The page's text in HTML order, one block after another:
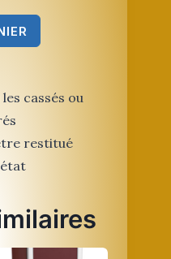
cassés ou
restitué